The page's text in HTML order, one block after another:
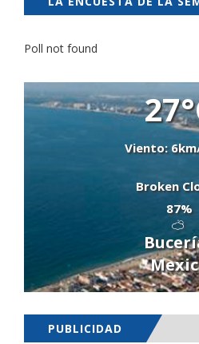
Poll not found
Viento:
Broken
87%
PUBLICIDAD